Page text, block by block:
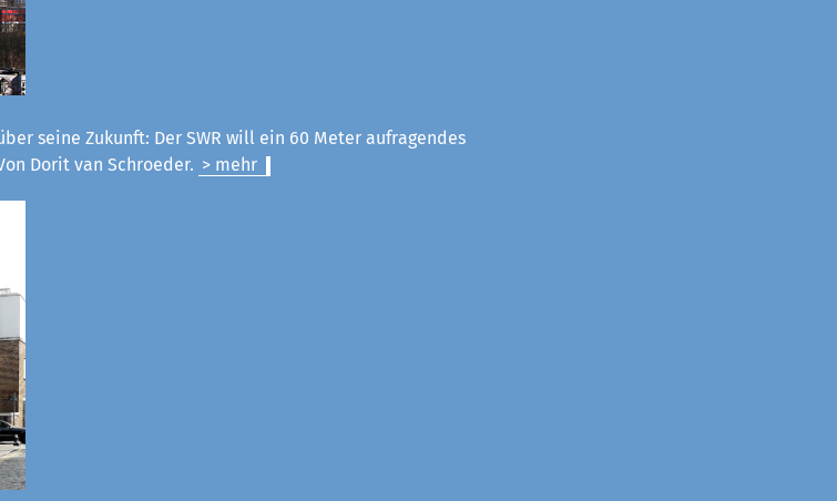
seine Zukunft: Der SWR will ein 60 Meter aufragendes
Dorit van Schroeder. > mehr